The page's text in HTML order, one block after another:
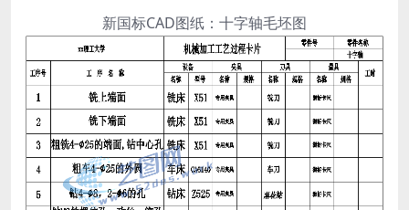
新国标CAD图纸：十字轴毛坯图